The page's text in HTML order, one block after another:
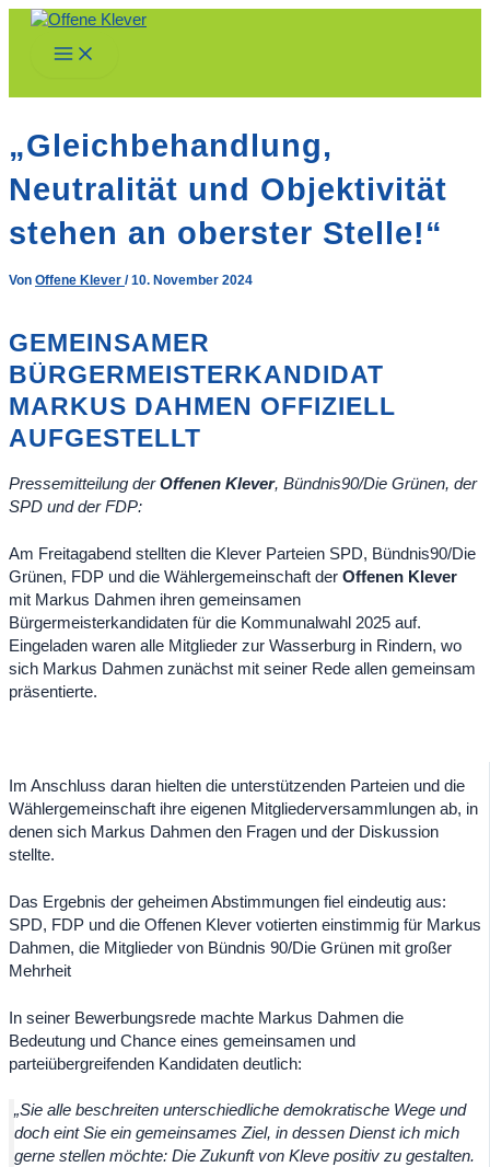
Zum
springen
Main
Menu
„Gleichbehandlung,
Neutralität und Objektivität
stehen an oberster Stelle!“
Von Offene Klever /10. November 2024
GEMEINSAMER
BÜRGERMEISTERKANDIDAT
MARKUS DAHMEN OFFIZIELL
AUFGESTELLT
Pressemitteilung derOffenen Klever, Bündnis90/Die Grünen, der
SPD und der FDP:
Am Freitagabend stellten die Klever Parteien SPD, Bündnis90/Die
Grünen, FDP und die Wählergemeinschaft der Offenen Klever
mit Markus Dahmen ihren gemeinsamen
Bürgermeisterkandidaten für die Kommunalwahl 2025 auf.
Eingeladen waren alle Mitglieder zur Wasserburg in Rindern, wo
sich Markus Dahmen zunächst mit seiner Rede allen gemeinsam
präsentierte.
Im Anschluss daran hielten die unterstützenden Parteien und die
Wählergemeinschaft ihre eigenen Mitgliederversammlungen ab, in
denen sich Markus Dahmen den Fragen und der Diskussion
stellte.
Das Ergebnis der geheimen Abstimmungen fiel eindeutig aus:
SPD, FDP und die Offenen Klever votierten einstimmig für Markus
Dahmen, die Mitglieder von Bündnis 90/Die Grünen mit großer
Mehrheit
In seiner Bewerbungsrede machte Markus Dahmen die
Bedeutung und Chance eines gemeinsamen und
parteiübergreifenden Kandidaten deutlich:
„Sie alle beschreiten unterschiedliche demokratische Wege und
doch eint Sie ein gemeinsames Ziel, in dessen Dienst ich mich
gerne stellen möchte: Die Zukunft von Kleve positiv zu gestalten.